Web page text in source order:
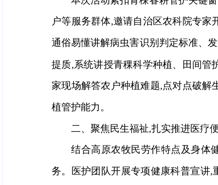
户等服务群体,邀请自治区农科院专家
通俗易懂讲解病虫害识别判定标准、
提质,系统讲授青稞科学种植、田间管
家现场解答农户种植难题,点对点破解
植管护能力。
二、聚焦民生福祉,扎实推进医疗
结合高原农牧民劳作特点及身体
务。医护团队开展专项健康科普宣讲